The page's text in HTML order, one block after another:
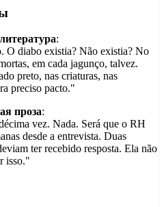
:
O diabo existia? Não existia? No
em cada jagunço, talvez.
preto, nas criaturas, nas
preciso pacto."
проза:
vez. Nada. Será que o RH
desde a entrevista. Duas
ter recebido resposta. Ela não
isso."